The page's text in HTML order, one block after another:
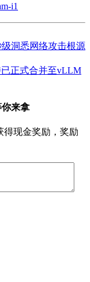
i1
洞悉网络攻击根源
正式合并至vLLM
来拿
得现金奖励，奖励